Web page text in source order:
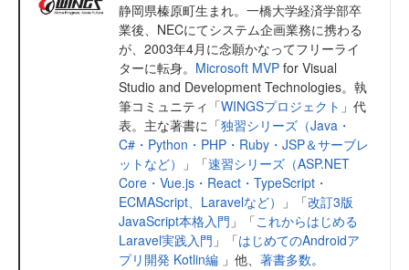
静岡県榛原町生まれ。一橋大学経済学部卒
業後、NECにてシステム企画業務に携わる
が、2003年4月に念願かなってフリーライ
ターに転身。 Microsoft MVP for Visual
Studio and Development Technologies。執
筆コミュニティ「WINGSプロジェクト 」代
表。主な著書に「独習シリーズ（Java・
C#・Python・PHP・Ruby・JSP＆サーブレ
ットなど）
」「速習シリーズ（ASP.NET
Core・Vue.js・React・TypeScript・
ECMAScript、Laravelなど）
」「改訂3版
JavaScript本格入門 」「これからはじめる
Laravel実践入門 」「はじめてのAndroidア
プリ開発 Kotlin編 」他、 著書多数。